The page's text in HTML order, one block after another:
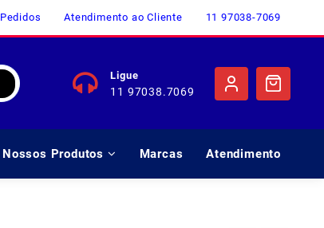
Pedidos Atendimento ao Cliente 11 97038-7069
Ligue
11 97038.7069
Nossos Produtos Marcas Atendimento